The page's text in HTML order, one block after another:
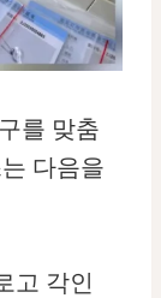
를 맞춤
다음을
고 각인